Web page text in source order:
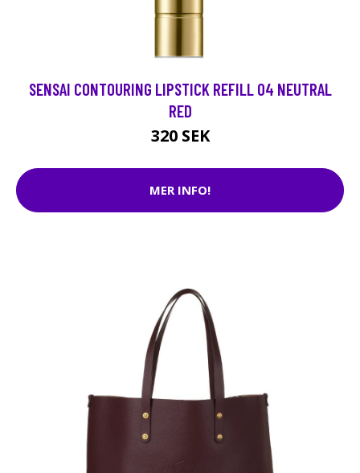
SENSAI CONTOURING LIPSTICK REFILL 04 NEUTRAL
RED
320 SEK
MER INFO!